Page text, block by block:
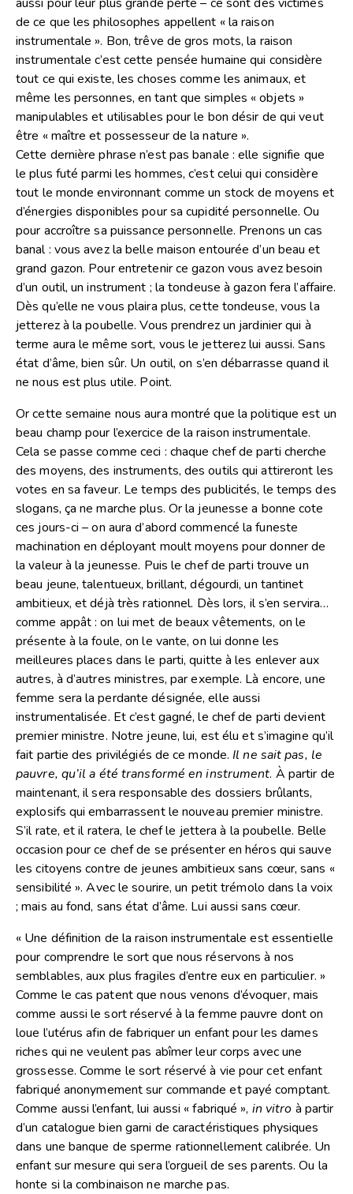
de ce que les philosophes appellent « la raison
instrumentale ». Bon, trêve de gros mots, la raison
instrumentale c’est cette pensée humaine qui considère
tout ce qui existe, les choses comme les animaux, et
même les personnes, en tant que simples « objets »
manipulables et utilisables pour le bon désir de qui veut
être « maître et possesseur de la nature ».
Cette dernière phrase n’est pas banale : elle signifie que
le plus futé parmi les hommes, c’est celui qui considère
tout le monde environnant comme un stock de moyens et
d’énergies disponibles pour sa cupidité personnelle. Ou
pour accroître sa puissance personnelle. Prenons un cas
banal : vous avez la belle maison entourée d’un beau et
grand gazon. Pour entretenir ce gazon vous avez besoin
d’un outil, un instrument ; la tondeuse à gazon fera l’affaire.
Dès qu’elle ne vous plaira plus, cette tondeuse, vous la
jetterez à la poubelle. Vous prendrez un jardinier qui à
terme aura le même sort, vous le jetterez lui aussi. Sans
état d’âme, bien sûr. Un outil, on s’en débarrasse quand il
ne nous est plus utile. Point.
Or cette semaine nous aura montré que la politique est un
beau champ pour l’exercice de la raison instrumentale.
Cela se passe comme ceci : chaque chef de parti cherche
des moyens, des instruments, des outils qui attireront les
votes en sa faveur. Le temps des publicités, le temps des
slogans, ça ne marche plus. Or la jeunesse a bonne cote
ces jours-ci – on aura d’abord commencé la funeste
machination en déployant moult moyens pour donner de
la valeur à la jeunesse. Puis le chef de parti trouve un
beau jeune, talentueux, brillant, dégourdi, un tantinet
ambitieux, et déjà très rationnel. Dès lors, il s’en servira…
comme appât : on lui met de beaux vêtements, on le
présente à la foule, on le vante, on lui donne les
meilleures places dans le parti, quitte à les enlever aux
autres, à d’autres ministres, par exemple. Là encore, une
femme sera la perdante désignée, elle aussi
instrumentalisée. Et c’est gagné, le chef de parti devient
premier ministre. Notre jeune, lui, est élu et s’imagine qu’il
fait partie des privilégiés de ce monde. Il ne sait pas, le
pauvre, qu’il a été transformé en instrument. À partir de
maintenant, il sera responsable des dossiers brûlants,
explosifs qui embarrassent le nouveau premier ministre.
S’il rate, et il ratera, le chef le jettera à la poubelle. Belle
occasion pour ce chef de se présenter en héros qui sauve
les citoyens contre de jeunes ambitieux sans cœur, sans «
sensibilité ». Avec le sourire, un petit trémolo dans la voix
; mais au fond, sans état d’âme. Lui aussi sans cœur.
« Une définition de la raison instrumentale est essentielle
pour comprendre le sort que nous réservons à nos
semblables, aux plus fragiles d’entre eux en particulier. »
Comme le cas patent que nous venons d’évoquer, mais
comme aussi le sort réservé à la femme pauvre dont on
loue l’utérus afin de fabriquer un enfant pour les dames
riches qui ne veulent pas abîmer leur corps avec une
grossesse. Comme le sort réservé à vie pour cet enfant
fabriqué anonymement sur commande et payé comptant.
Comme aussi l’enfant, lui aussi « fabriqué », in vitro à partir
d’un catalogue bien garni de caractéristiques physiques
dans une banque de sperme rationnellement calibrée. Un
enfant sur mesure qui sera l’orgueil de ses parents. Ou la
honte si la combinaison ne marche pas.